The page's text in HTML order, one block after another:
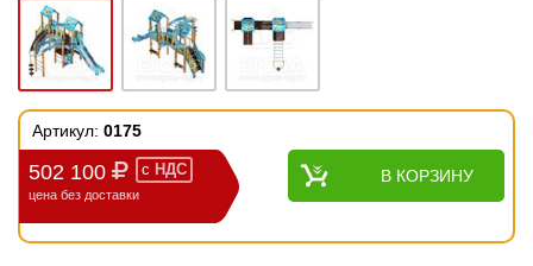
Артикул: 0175
502 100 с НДС
цена без доставки
В КОРЗИНУ